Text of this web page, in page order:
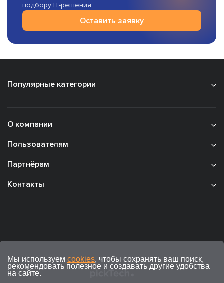
подбору IT-решения
Оставить заявку
Популярные категории
О компании
Пользователям
Партнёрам
Контакты
Мы используем cookies, чтобы сохранять ваш поиск,
рекомендовать полезное и создавать другие удобства
на сайте.